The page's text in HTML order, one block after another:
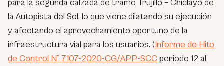
para la segunda calzada de tramo Trujillo – Chiclayo de
la Autopista del Sol, lo que viene dilatando su ejecución
y afectando el aprovechamiento oportuno de la
infraestructura vial para los usuarios. (Informe de Hito
de Control N° 7107-2020-CG/APP-SCCperiodo 12 al